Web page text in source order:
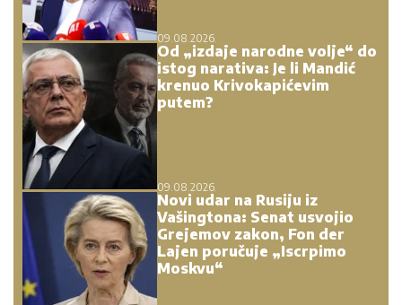
09.08.2026.
Od „izdaje narodne volje“ do
istog narativa: Je li Mandić
krenuo Krivokapićevim
putem?
09.08.2026.
Novi udar na Rusiju iz
Vašingtona: Senat usvojio
Grejemov zakon, Fon der
Lajen poručuje „Iscrpimo
Moskvu“